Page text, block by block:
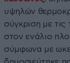
υψηλών
σύγκριση με τις
στον ενάλιο
σύμφωνα με